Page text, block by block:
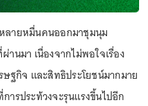
ลายหมื่นคนออกมาชุมนุม
านมา เนื่องจากไม่พอใจเรื่อง
ษฐกิจ และสิทธิประโยชน์มากมาย
รประท้วงจะรุนแรงขึ้นไปอีก